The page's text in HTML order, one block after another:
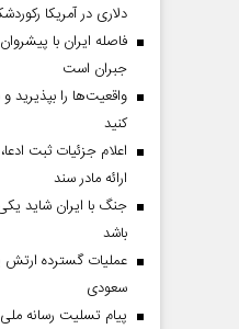
دلاری در آمریکا
فاصله ایران با
جبران است
واقعیت‌ها را بپذیرید
کنید
ارائه مادر سند
جنگ با ایران شاید
باشد
عملیات گسترده ارتش
سعودی
پیام تسلیت رسانه